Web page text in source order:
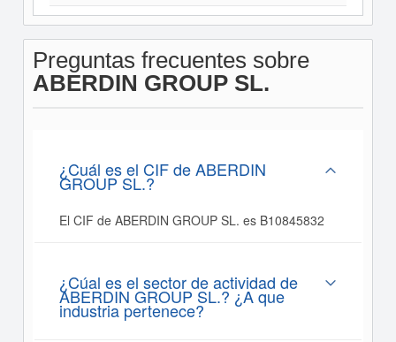
Preguntas frecuentes sobre
ABERDIN GROUP SL.
¿Cuál es el CIF de ABERDIN
GROUP SL.?
El CIF de ABERDIN GROUP SL. es B10845832
¿Cúal es el sector de actividad de
ABERDIN GROUP SL.? ¿A que
industria pertenece?